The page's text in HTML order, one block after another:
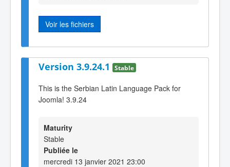
Voir les fichiers
Version 3.9.24.1 Stable
This is the Serbian Latin Language Pack for
Joomla! 3.9.24
Maturity
Stable
Publiée le
mercredi 13 janvier 2021 23:00